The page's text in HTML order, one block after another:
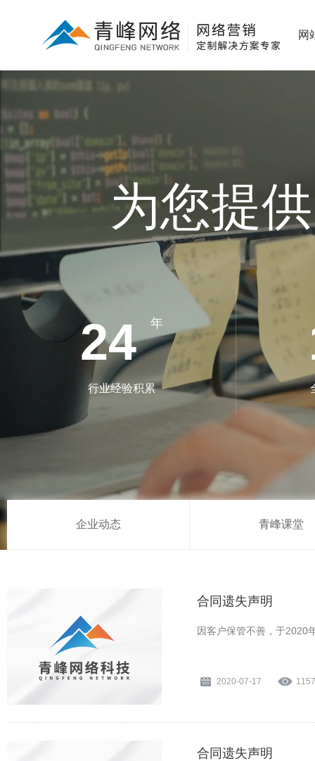
网
为您提
24 年
行业经验积累
企业动态 青峰课堂
合同遗失声明
因客户保管不善，于2020
2020-07-17
合同遗失声明